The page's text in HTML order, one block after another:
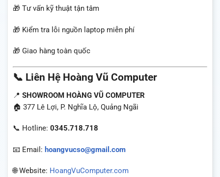
🎁 Tư vấn kỹ thuật tận tâm
🎁 Kiểm tra lỗi nguồn laptop miễn phí
🎁 Giao hàng toàn quốc
📞 Liên Hệ Hoàng Vũ Computer
📍 SHOWROOM HOÀNG VŨ COMPUTER
🏠 377 Lê Lợi, P. Nghĩa Lộ, Quảng Ngãi
📞 Hotline: 0345.718.718
📧 Email: hoangvucso@gmail.com
🌐 Website: HoangVuComputer.com